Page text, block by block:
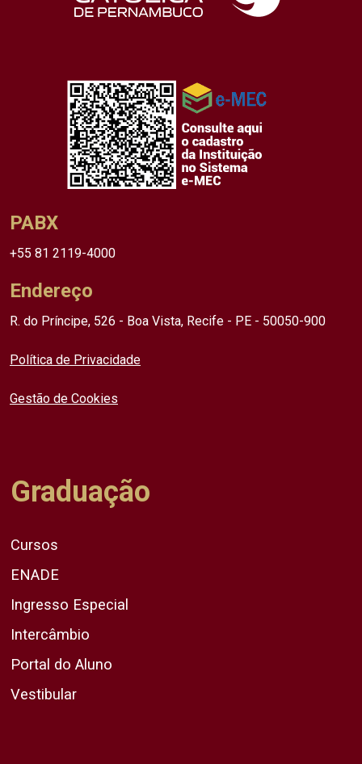
PABX
+55 81 2119-4000
Endereço
R. do Príncipe, 526 - Boa Vista, Recife - PE - 50050-900
Política de Privacidade
Gestão de Cookies
Graduação
Cursos
ENADE
Ingresso Especial
Intercâmbio
Portal do Aluno
Vestibular